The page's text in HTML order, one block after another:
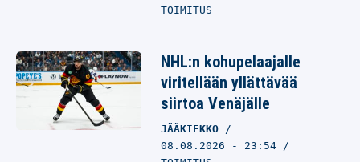
TOIMITUS
NHL:n kohupelaajalle
viritellään yllättävää
siirtoa Venäjälle
JÄÄKIEKKO
08.08.2026 - 23:54